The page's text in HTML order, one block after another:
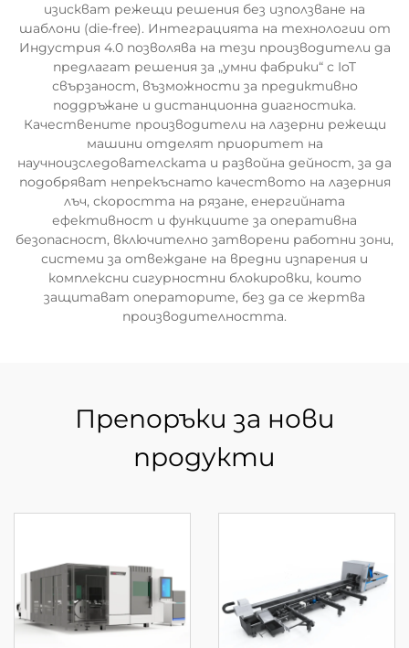
изискват режещи решения без използване на
шаблони (die-free). Интеграцията на технологии от
Индустрия 4.0 позволява на тези производители да
предлагат решения за „умни фабрики“ с IoT
свързаност, възможности за предиктивно
поддръжане и дистанционна диагностика.
Качествените производители на лазерни режещи
машини отделят приоритет на
научноизследователската и развойна дейност, за да
подобряват непрекъснато качеството на лазерния
лъч, скоростта на рязане, енергийната
ефективност и функциите за оперативна
безопасност, включително затворени работни зони,
системи за отвеждане на вредни изпарения и
комплексни сигурностни блокировки, които
защитават операторите, без да се жертва
производителността.
Препоръки за нови
продукти